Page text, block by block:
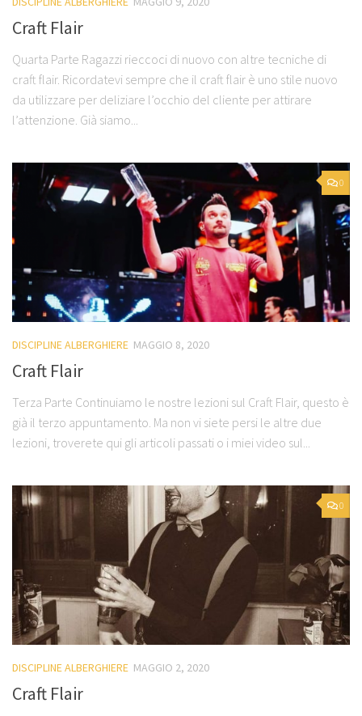
Craft Flair
Quarta Parte Ragazzi rieccoci di nuovo con altre tecniche di
craft flair. Ricordatevi sempre che il craft flair è uno stile nuovo
da utilizzare per deliziare l’occhio del cliente per attirare
l’attenzione. Già siamo...
0
DISCIPLINE ALBERGHIERE MAGGIO 8, 2020
Craft Flair
Terza Parte Continuiamo le nostre lezioni sul Craft Flair, questo è
già il terzo appuntamento. Ma non vi siete persi le altre due
lezioni, troverete qui gli articoli passati o i miei video sul...
0
DISCIPLINE ALBERGHIERE MAGGIO 2, 2020
Craft Flair